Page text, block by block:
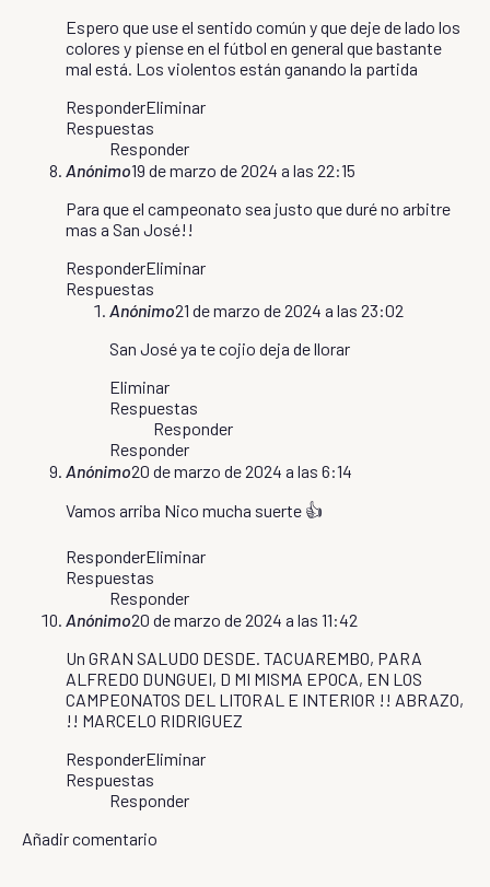
Espero que use el sentido común y que deje de lado los
colores y piense en el fútbol en general que bastante
mal está. Los violentos están ganando la partida
ResponderEliminar
Respuestas
Responder
Anónimo19 de marzo de 2024 a las 22:15
Para que el campeonato sea justo que duré no arbitre
mas a San José!!
ResponderEliminar
Respuestas
Anónimo21 de marzo de 2024 a las 23:02
San José ya te cojio deja de llorar
Eliminar
Respuestas
Responder
Responder
Anónimo20 de marzo de 2024 a las 6:14
Vamos arriba Nico mucha suerte 👍
ResponderEliminar
Respuestas
Responder
Anónimo20 de marzo de 2024 a las 11:42
Un GRAN SALUDO DESDE. TACUAREMBO, PARA
ALFREDO DUNGUEI, D MI MISMA EPOCA, EN LOS
CAMPEONATOS DEL LITORAL E INTERIOR !! ABRAZO,
!! MARCELO RIDRIGUEZ
ResponderEliminar
Respuestas
Responder
Añadir comentario